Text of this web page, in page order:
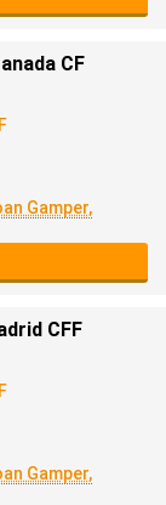
CF
Gamper,
CFF
Gamper,